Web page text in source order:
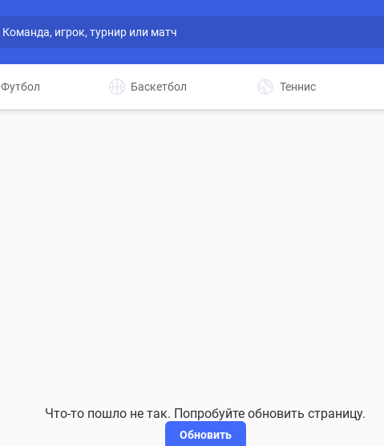
Футбол Баскетбол Теннис
Что-то пошло не так. Попробуйте обновить страницу.
Обновить